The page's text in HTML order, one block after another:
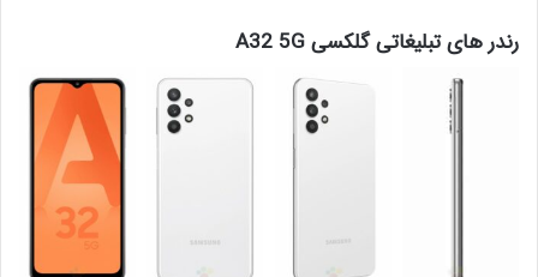
رندر های تبلیغاتی گلکسی A32 5G